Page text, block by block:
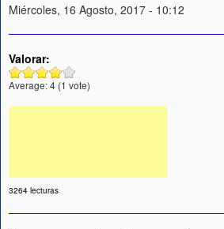
Miércoles, 16 Agosto, 2017 - 10:12
Valorar:
Average:4 (1 vote)
3264 lecturas